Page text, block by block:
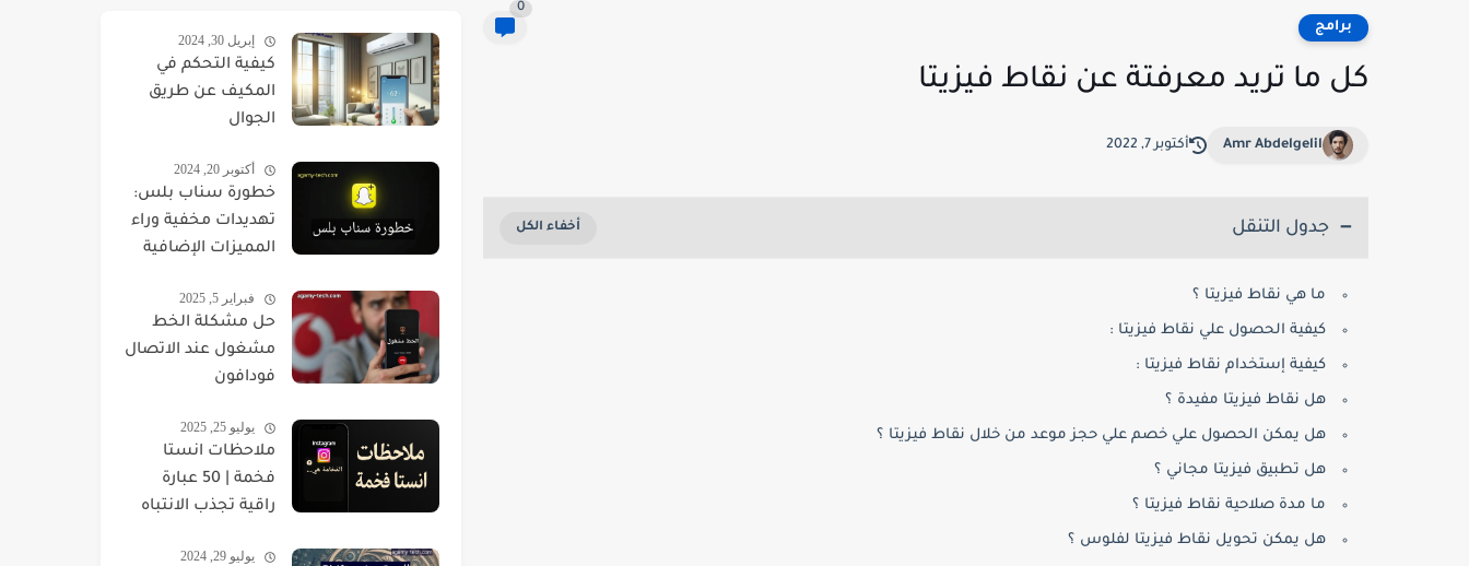
برامج
0
كل ما تريد معرفتة عن نقاط فيزيتا
Amr Abdelgelil أكتوبر 7, 2022
جدول التنقل
ما هي نقاط فيزيتا ؟
كيفية الحصول علي نقاط فيزيتا :
كيفية إستخدام نقاط فيزيتا :
هل نقاط فيزيتا مفيدة ؟
هل يمكن الحصول علي خصم علي حجز موعد من خلال نقاط فيزيتا ؟
هل تطبيق فيزيتا مجاني ؟
ما مدة صلاحية نقاط فيزيتا ؟
هل يمكن تحويل نقاط فيزيتا لفلوس ؟
إبريل 30, 2024
كيفية التحكم في
المكيف عن طريق
الجوال
أكتوبر 20, 2024
خطورة سناب بلس:
تهديدات مخفية وراء
المميزات الإضافية
فبراير 5, 2025
حل مشكلة الخط
مشغول عند الاتصال
فودافون
يوليو 25, 2025
ملاحظات انستا
فخمة | 50 عبارة
راقية تجذب الانتباه
يوليو 29, 2024